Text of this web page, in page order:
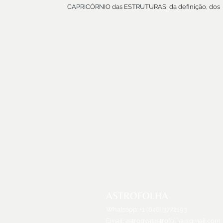
CAPRICÓRNIO das ESTRUTURAS, da definição, dos